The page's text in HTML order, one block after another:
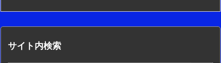
サイト内検索